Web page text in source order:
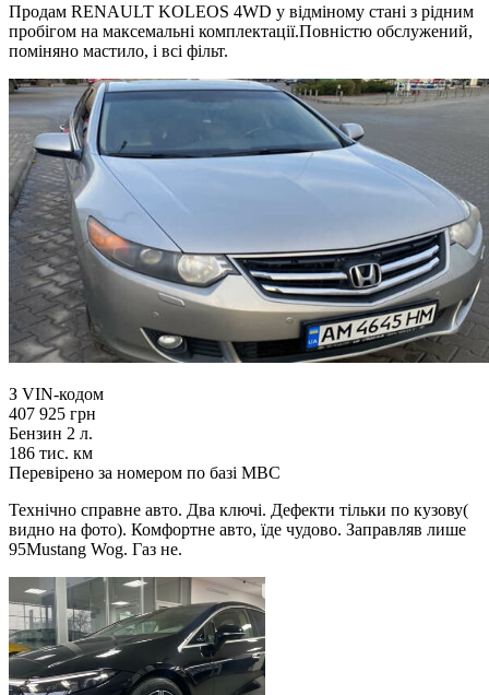
Продам RENAULT KOLEOS 4WD у відміному стані з рідним
пробігом на максемальні комплектації.Повністю обслужений,
поміняно мастило, і всі фільт.
З VIN-кодом
407 925 грн
Бензин 2 л.
186 тис. км
Перевірено за номером по базі МВС
Технічно справне авто. Два ключі. Дефекти тільки по кузову(
видно на фото). Комфортне авто, їде чудово. Заправляв лише
95Mustang Wog. Газ не.